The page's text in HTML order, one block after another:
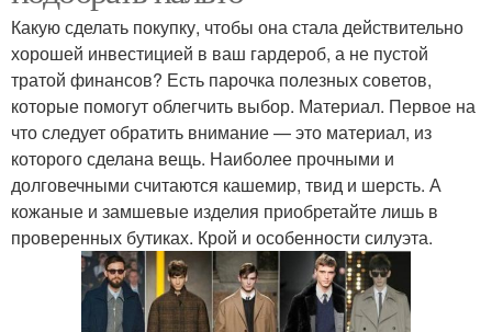
Какую сделать покупку, чтобы она стала действительно
хорошей инвестицией в ваш гардероб, а не пустой
тратой финансов? Есть парочка полезных советов,
которые помогут облегчить выбор. Материал. Первое на
что следует обратить внимание — это материал, из
которого сделана вещь. Наиболее прочными и
долговечными считаются кашемир, твид и шерсть. А
кожаные и замшевые изделия приобретайте лишь в
проверенных бутиках. Крой и особенности силуэта.